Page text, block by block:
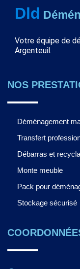
Dld
Votre équipe de
Argenteuil.
NOS
Déménagement
Transfert
Débarras et
Monte meuble
Pack pour
Stockage sécurisé